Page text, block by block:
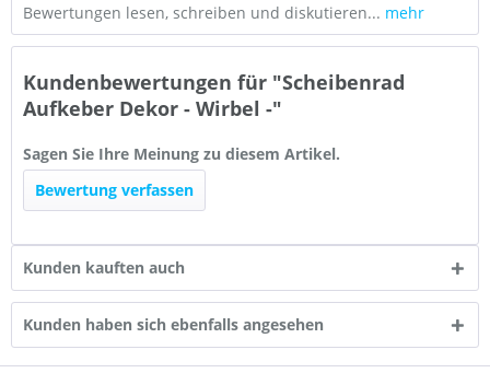
Bewertungen lesen, schreiben und diskutieren... mehr
Kundenbewertungen für "Scheibenrad
Aufkeber Dekor - Wirbel -"
Sagen Sie Ihre Meinung zu diesem Artikel.
Bewertung verfassen
Kunden kauften auch
Kunden haben sich ebenfalls angesehen